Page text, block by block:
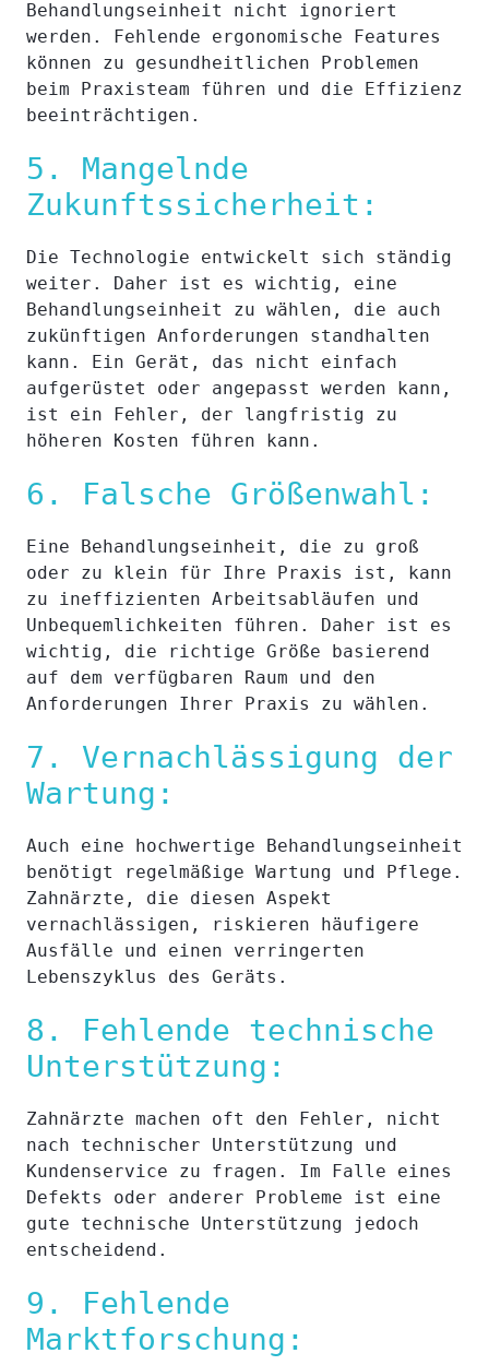
Behandlungseinheit nicht ignoriert
werden. Fehlende ergonomische Features
können zu gesundheitlichen Problemen
beim Praxisteam führen und die Effizienz
beeinträchtigen.
5. Mangelnde
Zukunftssicherheit:
Die Technologie entwickelt sich ständig
weiter. Daher ist es wichtig, eine
Behandlungseinheit zu wählen, die auch
zukünftigen Anforderungen standhalten
kann. Ein Gerät, das nicht einfach
aufgerüstet oder angepasst werden kann,
ist ein Fehler, der langfristig zu
höheren Kosten führen kann.
6. Falsche Größenwahl:
Eine Behandlungseinheit, die zu groß
oder zu klein für Ihre Praxis ist, kann
zu ineffizienten Arbeitsabläufen und
Unbequemlichkeiten führen. Daher ist es
wichtig, die richtige Größe basierend
auf dem verfügbaren Raum und den
Anforderungen Ihrer Praxis zu wählen.
7. Vernachlässigung der
Wartung:
Auch eine hochwertige Behandlungseinheit
benötigt regelmäßige Wartung und Pflege.
Zahnärzte, die diesen Aspekt
vernachlässigen, riskieren häufigere
Ausfälle und einen verringerten
Lebenszyklus des Geräts.
8. Fehlende technische
Unterstützung:
Zahnärzte machen oft den Fehler, nicht
nach technischer Unterstützung und
Kundenservice zu fragen. Im Falle eines
Defekts oder anderer Probleme ist eine
gute technische Unterstützung jedoch
entscheidend.
9. Fehlende
Marktforschung: